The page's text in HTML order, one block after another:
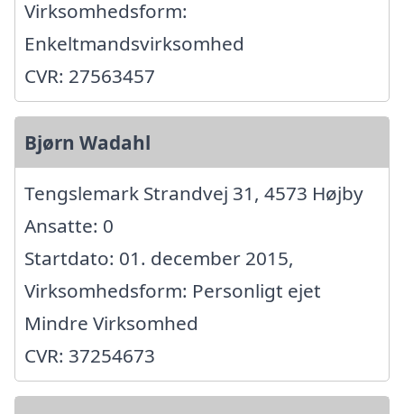
Virksomhedsform:
Enkeltmandsvirksomhed
CVR: 27563457
Bjørn Wadahl
Tengslemark Strandvej 31, 4573 Højby
Ansatte: 0
Startdato: 01. december 2015,
Virksomhedsform: Personligt ejet
Mindre Virksomhed
CVR: 37254673